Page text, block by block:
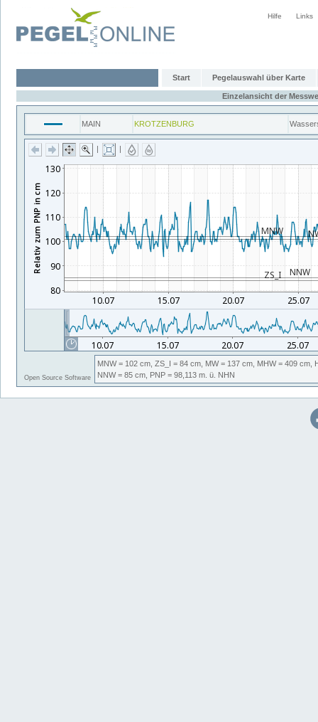
Hilfe Links
Start Pegelauswahl über Karte
Einzelansicht der
MAIN KROTZENBURG
| |
Open Source Software
MNW= 102 cm, ZS_I = 84 cm, MW= 137 cm, MHW= 409 cm,
NNW= 85 cm, PNP = 98,113 m. ü. NHN